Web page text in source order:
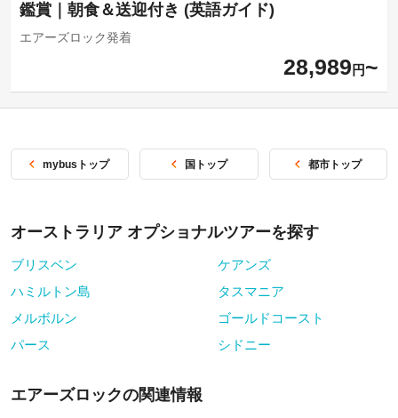
鑑賞｜朝食＆送迎付き (英語ガイド)
エアーズロック発着
28,989 円
mybusトップ 国トップ 都市トップ
オーストラリア オプショナルツアーを探す
ブリスベン
ケアンズ
ハミルトン島
タスマニア
メルボルン
ゴールドコースト
パース
シドニー
エアーズロックの関連情報